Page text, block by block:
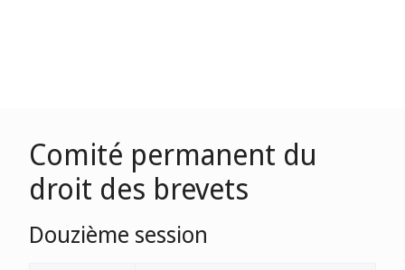
Comité permanent du
droit des brevets
Douzième session